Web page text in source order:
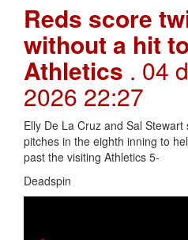
Reds score
without a hit
Athletics . 04
2026 22:27
Elly De La Cruz and Sal
pitches in the eighth inning to
past the visiting Athletics 5-
Deadspin